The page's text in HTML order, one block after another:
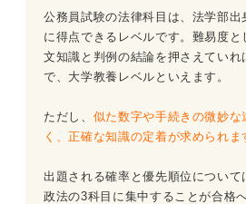
公務員試験の法律科目は、法学部出
に得点できるレベルです。難易度
文知識と判例の結論を押さえてい
で、大学教養レベルといえます。
ただし、 似た数字や手続きの微妙な
く、正確な知識の定着が求められま
出題される確率と優先順位につい
政法の3科目に集中することが合格
問題10（難易度：★★★☆☆）
問題11（難易度：★★★☆☆）
問題12（難易度：★★★☆☆）
問題14（難易度：★★★★☆）